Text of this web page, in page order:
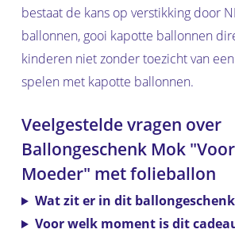
bestaat de kans op verstikking door
ballonnen, gooi kapotte ballonnen
kinderen niet zonder toezicht van
spelen met kapotte ballonnen.
Veelgestelde vragen over
Ballongeschenk Mok
Moeder" met folieballon
Wat zit er in dit
Voor welk moment is dit